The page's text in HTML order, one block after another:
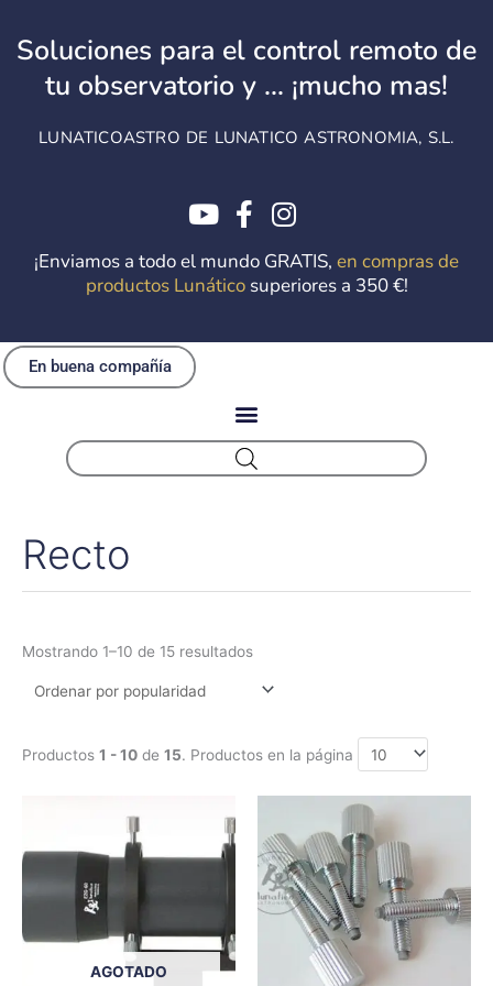
contenido
Soluciones para el control remoto de
tu observatorio y ... ¡mucho mas!
LUNATICOASTRO DE LUNATICO ASTRONOMIA, S.L.
¡Enviamos a todo el mundo GRATIS, en compras de
productos Lunáticosuperiores a 350 €!
En buena compañía
Recto
Mostrando 1–10 de 15 resultados
Productos 1 - 10 de 15. Productos en la página
AGOTADO
Rango
precios:
desde
2,50€
hasta
12,95€
Las